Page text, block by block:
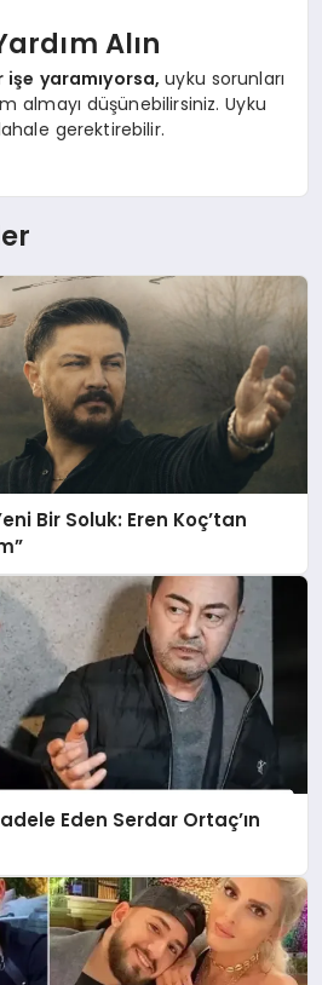
Alın
işe yaramıyorsa,uyku sorunları
almayı düşünebilirsiniz. Uyku
gerektirebilir.
Bir Soluk: Eren Koç’tan
Eden Serdar Ortaç’ın